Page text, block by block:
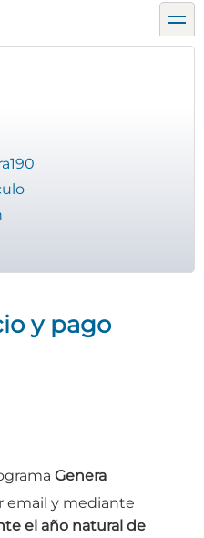
y pago
Genera
email y mediante
el año natural de